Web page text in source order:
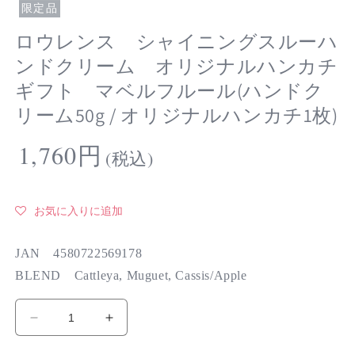
限定品
ロウレンス シャイニングスルーハ
ンドクリーム オリジナルハンカチ
ギフト マベルフルール(ハンドク
リーム50g / オリジナルハンカチ1枚)
通
常
格
1,760円 (税込)
お気に入りに追加
JAN 4580722569178
BLEND Cattleya, Muguet, Cassis/Apple
ロ